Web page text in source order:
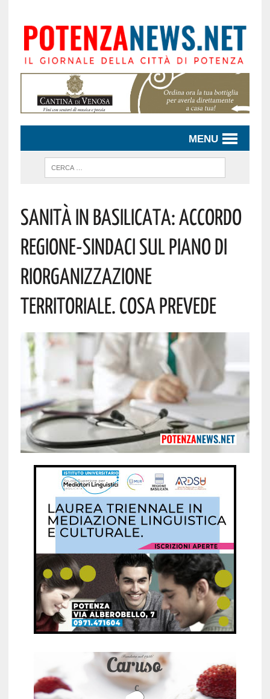
MENU
Sanità In Basilicata: Accordo
Regione-Sindaci Sul Piano Di
Riorganizzazione
Territoriale. Cosa Prevede